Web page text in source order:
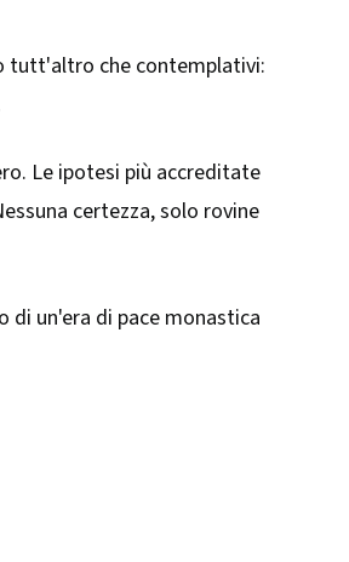
tutt'altro che contemplativi:
Le ipotesi più accreditate
certezza, solo rovine
di un'era di pace monastica